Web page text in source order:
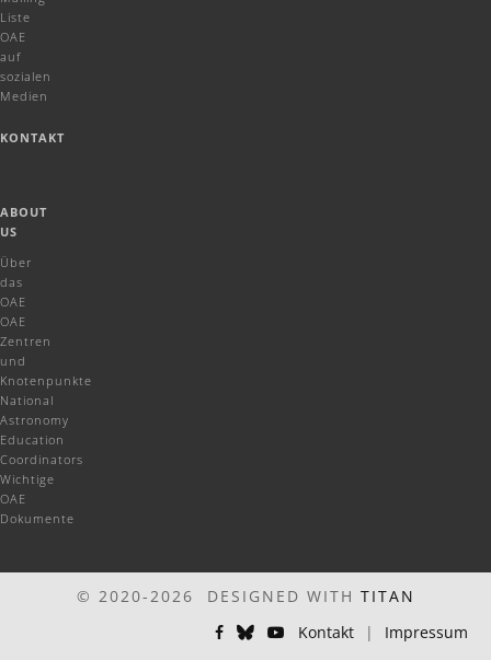
Liste
OAE
auf
sozialen
Medien
KONTAKT
ABOUT
US
Über
das
OAE
OAE
Zentren
und
Knotenpunkte
National
Astronomy
Education
Coordinators
Wichtige
OAE
Dokumente
© 2020-2026 DESIGNED WITH TITAN
Kontakt
| Impressum